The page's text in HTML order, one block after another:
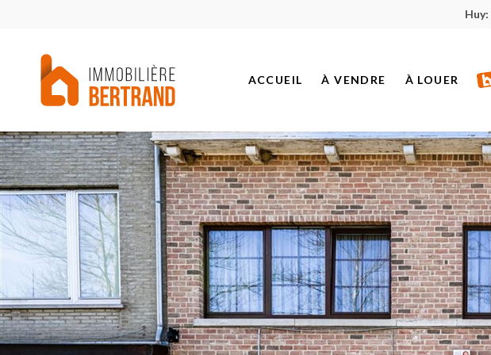
Huy:
ACCUEIL À VENDRE
PROJETS NEUFS
BIENS VENDUS
BIENS DE PRESTIGE
À LOUER
BIENS LOUÉS